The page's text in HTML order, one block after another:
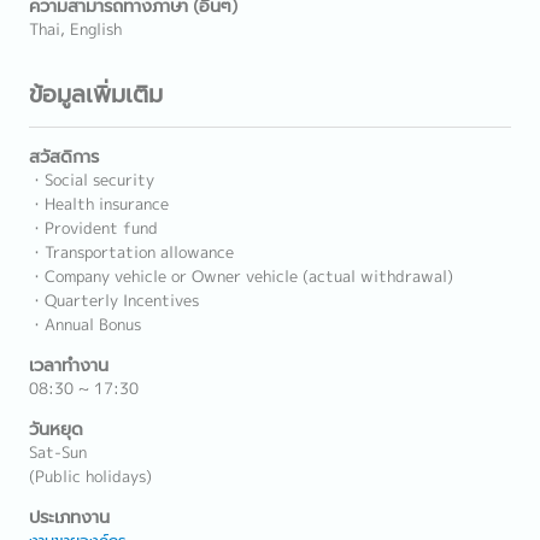
ความสามารถทางภาษา (อื่นๆ)
Thai, English
ข้อมูลเพิ่มเติม
สวัสดิการ
・Social security
・Health insurance
・Provident fund
・Transportation allowance
・Company vehicle or Owner vehicle (actual withdrawal)
・Quarterly Incentives
・Annual Bonus
เวลาทำงาน
08:30 ~ 17:30
วันหยุด
Sat-Sun
(Public holidays)
ประเภทงาน